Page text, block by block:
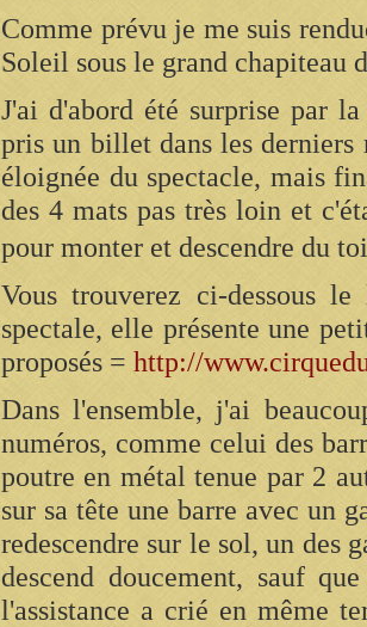
Comme prévu je me suis
Soleil sous le grand chapiteau
J'ai d'abord été surprise par
pris un billet dans les derniers
éloignée du spectacle, mais
des 4 mats pas très loin et
pour monter et descendre du
Vous trouverez ci-dessous
spectale, elle présente une
proposés = http://
Dans l'ensemble, j'ai
numéros, comme celui des
poutre en métal tenue par 2
sur sa tête une barre avec un
redescendre sur le sol, un des
descend doucement, sauf
l'assistance a crié en même